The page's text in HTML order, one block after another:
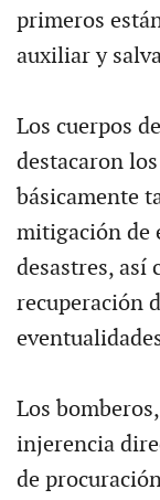
primeros
auxiliar y
Los cuerpos
destacaron
básicamente
mitigación de
desastres, así
recuperación
Los
injerencia
de